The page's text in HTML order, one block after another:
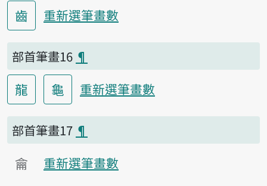
齒 重新選筆畫數
部首筆畫16 ¶
龍 龜 重新選筆畫數
部首筆畫17 ¶
龠 重新選筆畫數